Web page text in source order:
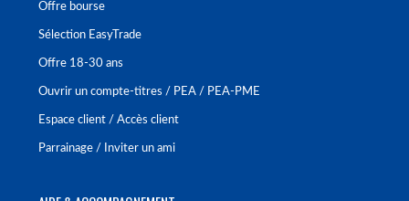
Offre bourse
Sélection EasyTrade
Offre 18-30 ans
Ouvrir un compte-titres / PEA / PEA-PME
Espace client / Accès client
Parrainage / Inviter un ami